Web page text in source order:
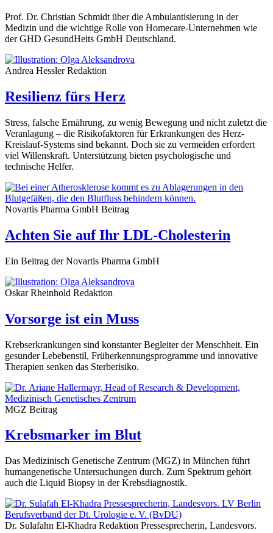
Prof. Dr. Christian Schmidt über die Ambulantisierung in der
Medizin und die wichtige Rolle von Homecare-Unternehmen wie
der GHD GesundHeits GmbH Deutschland.
Andrea HesslerRedaktion
Resilienz fürs Herz
Stress, falsche Ernährung, zu wenig Bewegung und nicht zuletzt die
Veranlagung – die Risikofaktoren für Erkrankungen des Herz-
Kreislauf-Systems sind bekannt. Doch sie zu vermeiden erfordert
viel Willenskraft. Unterstützung bieten psychologische und
technische Helfer.
Novartis Pharma GmbH Beitrag
Achten Sie auf Ihr LDL-Cholesterin
Ein Beitrag der Novartis Pharma GmbH
Oskar Rheinhold Redaktion
Vorsorge ist ein Muss
Krebserkrankungen sind konstanter Begleiter der Menschheit. Ein
gesunder Lebebenstil, Früherkennungsprogramme und innovative
Therapien senken das Sterberisiko.
MGZ Beitrag
Krebsmarker im Blut
Das Medizinisch Genetische Zentrum (MGZ) in München führt
humangenetische Untersuchungen durch. Zum Spektrum gehört
auch die Liquid Biopsy in der Krebsdiagnostik.
Dr. Sulafahn El-Khadra Redaktion Pressesprecherin, Landesvors.